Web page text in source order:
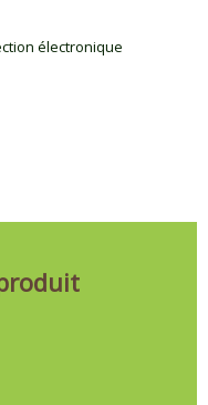
électronique